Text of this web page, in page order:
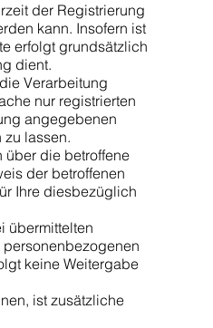
der Registrierung
kann. Insofern ist
erfolgt grundsätzlich
dient.
Verarbeitung
nur registrierten
angegebenen
lassen.
über die betroffene
der betroffenen
Ihre diesbezüglich
übermittelten
keine Weitergabe
ist zusätzliche